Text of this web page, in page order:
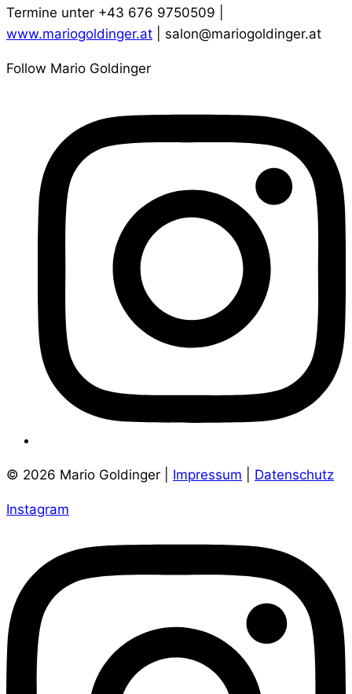
Termine unter +43 676 9750509 |
www.mariogoldinger.at | salon@mariogoldinger.at
Follow Mario Goldinger
© 2026 Mario Goldinger | Impressum Datenschutz
Instagram